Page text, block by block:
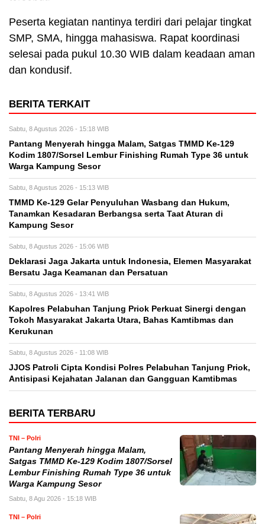
Peserta kegiatan nantinya terdiri dari pelajar tingkat
SMP, SMA, hingga mahasiswa. Rapat koordinasi
selesai pada pukul 10.30 WIB dalam keadaan aman
dan kondusif.
BERITA TERKAIT
Sabtu, 8 Agustus 2026 - 15:18 WIB
Pantang Menyerah hingga Malam, Satgas TMMD Ke-129
Kodim 1807/Sorsel Lembur Finishing Rumah Type 36 untuk
Warga Kampung Sesor
Sabtu, 8 Agustus 2026 - 15:13 WIB
TMMD Ke-129 Gelar Penyuluhan Wasbang dan Hukum,
Tanamkan Kesadaran Berbangsa serta Taat Aturan di
Kampung Sesor
Sabtu, 8 Agustus 2026 - 15:06 WIB
Deklarasi Jaga Jakarta untuk Indonesia, Elemen Masyarakat
Bersatu Jaga Keamanan dan Persatuan
Sabtu, 8 Agustus 2026 - 13:41 WIB
Kapolres Pelabuhan Tanjung Priok Perkuat Sinergi dengan
Tokoh Masyarakat Jakarta Utara, Bahas Kamtibmas dan
Kerukunan
Sabtu, 8 Agustus 2026 - 11:08 WIB
JJOS Patroli Cipta Kondisi Polres Pelabuhan Tanjung Priok,
Antisipasi Kejahatan Jalanan dan Gangguan Kamtibmas
BERITA TERBARU
TNI – Polri
Pantang Menyerah hingga Malam,
Satgas TMMD Ke-129 Kodim 1807/Sorsel
Lembur Finishing Rumah Type 36 untuk
Warga Kampung Sesor
Sabtu, 8 Agu 2026 - 15:18 WIB
TNI – Polri